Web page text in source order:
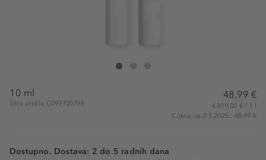
DIOR Diorshow Maximizer 4D
10 ml
Šifra artikla C099700798
48,99 €
4.899,00 € / 1 l
Cijena na 2.5.2025.: 48,99 €
Dostupno. Dostava: 2 do 5 radnih dana